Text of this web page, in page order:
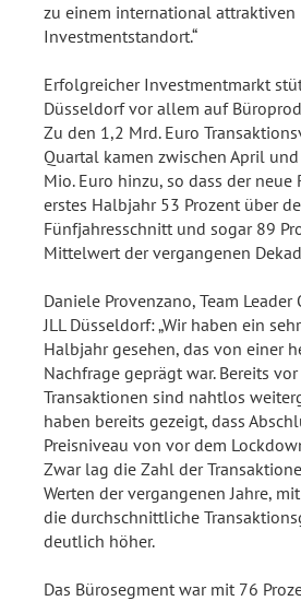
zu einem international attraktiven
Investmentstandort.“
Erfolgreicher Investmentmarkt
Düsseldorf vor allem auf
Zu den 1,2 Mrd. Euro
Quartal kamen zwischen April
Mio. Euro hinzu, so dass der neue
erstes Halbjahr 53 Prozent über
Fünfjahresschnitt und sogar 89
Mittelwert der vergangenen
Daniele Provenzano, Team
JLL Düsseldorf: „Wir haben ein
Halbjahr gesehen, das von einer
Nachfrage geprägt war. Bereits
Transaktionen sind nahtlos
haben bereits gezeigt, dass
Preisniveau von vor dem
Zwar lag die Zahl der
Werten der vergangenen Jahre,
die durchschnittliche
deutlich höher.
Das Bürosegment war mit 76